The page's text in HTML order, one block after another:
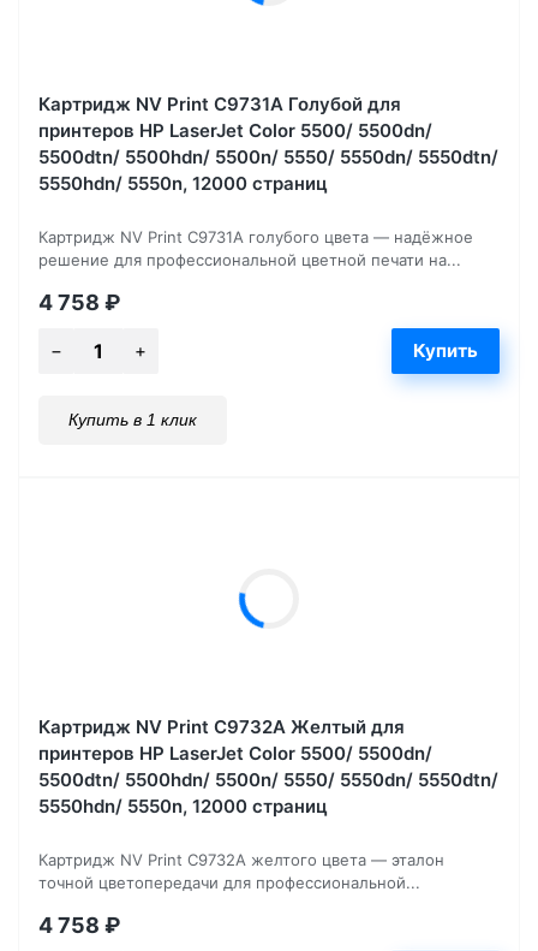
Картридж NV Print C9731A Голубой для
принтеров HP LaserJet Color 5500/ 5500dn/
5500dtn/ 5500hdn/ 5500n/ 5550/ 5550dn/ 5550dtn/
5550hdn/ 5550n, 12000 страниц
Картридж NV Print C9731A голубого цвета — надёжное
решение для профессиональной цветной печати на...
4 758 ₽
Купить в 1 клик
Картридж NV Print C9732A Желтый для
принтеров HP LaserJet Color 5500/ 5500dn/
5500dtn/ 5500hdn/ 5500n/ 5550/ 5550dn/ 5550dtn/
5550hdn/ 5550n, 12000 страниц
Картридж NV Print C9732A желтого цвета — эталон
точной цветопередачи для профессиональной...
4 758 ₽